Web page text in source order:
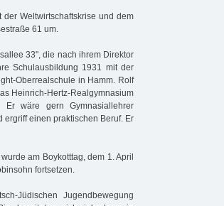
Weltwirtschaftskrise und dem
61 um.
33", die nach ihrem Direktor
Schulausbildung 1931 mit der
Oberrealschule in Hamm. Rolf
Heinrich-Hertz-Realgymnasium
wäre gern Gymnasiallehrer
einen praktischen Beruf. Er
am Boykotttag, dem 1. April
fortsetzen.
Jüdischen Jugendbewegung